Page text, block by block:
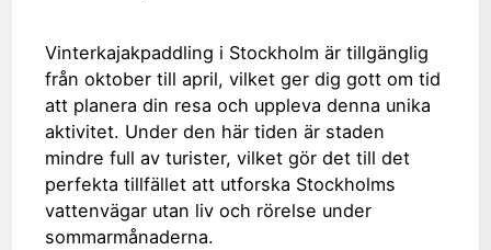
Vinterkajakpaddling i Stockholm är tillgänglig
från oktober till april, vilket ger dig gott om tid
att planera din resa och uppleva denna unika
aktivitet. Under den här tiden är staden
mindre full av turister, vilket gör det till det
perfekta tillfället att utforska Stockholms
vattenvägar utan liv och rörelse under
sommarmånaderna.